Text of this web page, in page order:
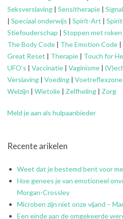
Seksverslaving | Sensitherapie |
| Speciaal onderwijs | Spirit-Art |
Stiefouderschap | Stoppen met roken
The Body Code | The Emotion Code |
Great Reset | Therapie | Touch for
UFO’s | Vaccinatie | Vaginisme |
Verslaving | Voeding |
Welzijn | Wietolie | Zelfheling | Zorg
Meld je aan als hulpaanbieder
Recente arikelen
Weet dat je bestemd bent voor
Hoe genees je van emotioneel
Morgan-Crossley
Microben zijn niet onze vijand –
Een einde aan de omgekeerde